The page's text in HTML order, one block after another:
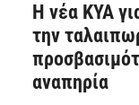
Η νέα ΚΥΑ
την
αναπηρία